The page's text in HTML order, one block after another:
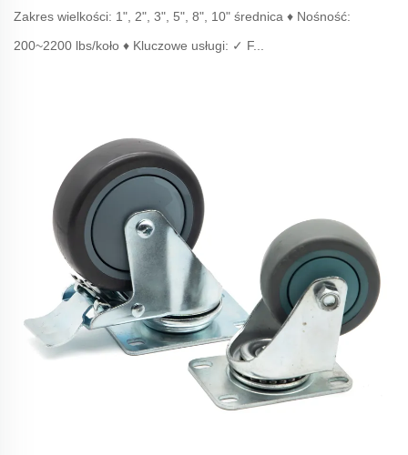
Zakres wielkości: 1", 2", 3", 5", 8", 10" średnica ♦ Nośność:
200~2200 lbs/koło ♦ Kluczowe usługi: ✓ F...